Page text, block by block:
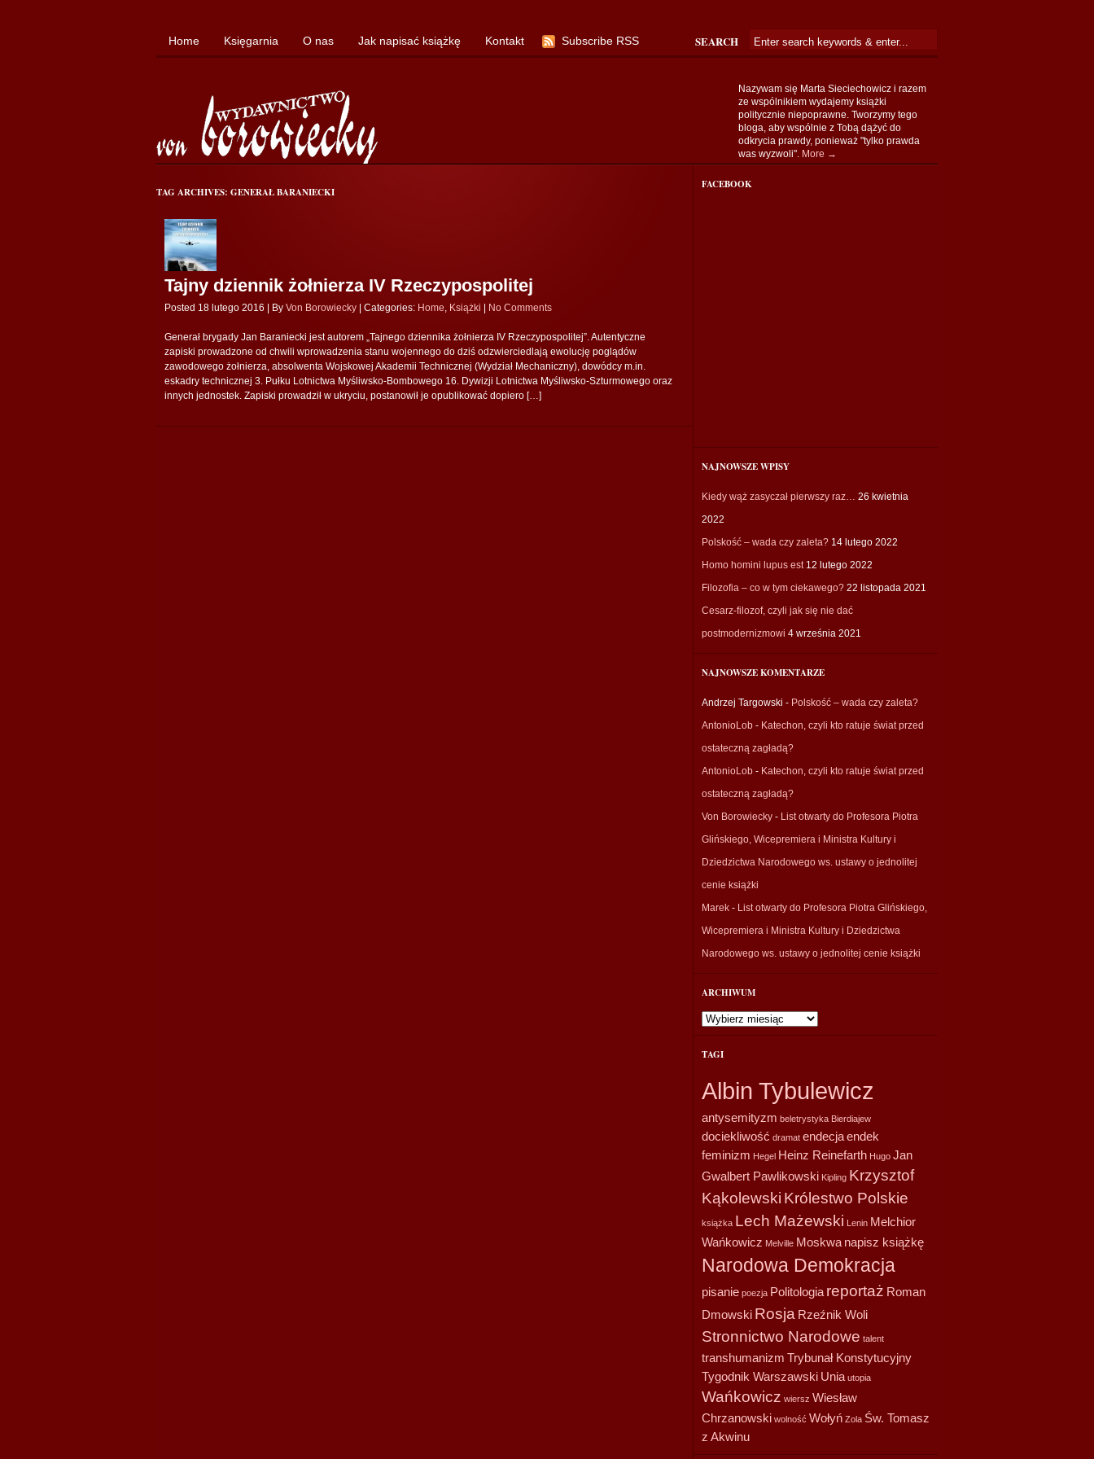
Home Księgarnia O nas Jak napisać książkę Kontakt Subscribe RSS SEARCH
Nazywam się Marta Sieciechowicz i razem
ze wspólnikiem wydajemy książki
politycznie niepoprawne. Tworzymy tego
bloga, aby wspólnie z Tobą dążyć do
odkrycia prawdy, ponieważ "tylko prawda
was wyzwoli". More →
TAG ARCHIVES: GENERAŁ BARANIECKI
Tajny dziennik żołnierza IV Rzeczypospolitej
Posted 18 lutego 2016 | By Von Borowiecky Categories: Home, Książki No Comments
Generał brygady Jan Baraniecki jest autorem „Tajnego dziennika żołnierza IV Rzeczypospolitej”. Autentyczne
zapiski prowadzone od chwili wprowadzenia stanu wojennego do dziś odzwierciedlają ewolucję poglądów
zawodowego żołnierza, absolwenta Wojskowej Akademii Technicznej (Wydział Mechaniczny), dowódcy m.in.
eskadry technicznej 3. Pułku Lotnictwa Myśliwsko-Bombowego 16. Dywizji Lotnictwa Myśliwsko-Szturmowego oraz
innych jednostek. Zapiski prowadził w ukryciu, postanowił je opublikować dopiero […]
FACEBOOK
NAJNOWSZE WPISY
Kiedy wąż zasyczał pierwszy raz… 26 kwietnia
2022
Polskość – wada czy zaleta? 14 lutego 2022
Homo homini lupus est 12 lutego 2022
Filozofia – co w tym ciekawego? 22 listopada 2021
Cesarz-filozof, czyli jak się nie dać
postmodernizmowi 4 września 2021
NAJNOWSZE KOMENTARZE
Andrzej Targowski - Polskość – wada czy zaleta?
AntonioLob - Katechon, czyli kto ratuje świat przed
ostateczną zagładą?
AntonioLob - Katechon, czyli kto ratuje świat przed
ostateczną zagładą?
Von Borowiecky - List otwarty do Profesora Piotra
Glińskiego, Wicepremiera i Ministra Kultury i
Dziedzictwa Narodowego ws. ustawy o jednolitej
cenie książki
Marek - List otwarty do Profesora Piotra Glińskiego,
Wicepremiera i Ministra Kultury i Dziedzictwa
Narodowego ws. ustawy o jednolitej cenie książki
ARCHIWUM
Archiwum
TAGI
Albin Tybulewicz
antysemityzm beletrystyka Bierdiajew
dociekliwość dramat endecjaendek
feminizm Hegel Heinz Reinefarth Hugo Jan
Gwalbert Pawlikowski Kipling Krzysztof
Kąkolewski Królestwo Polskie
książka Lech Mażewski Lenin Melchior
Wańkowicz Melville Moskwa napisz książkę
Narodowa Demokracja
pisanie poezja Politologia reportaż Roman
Dmowski Rosja Rzeźnik Woli
Stronnictwo Narodowe talent
transhumanizm Trybunał Konstytucyjny
Tygodnik Warszawski Unia utopia
Wańkowicz wiersz Wiesław
Chrzanowski wolność Wołyń Zola Św. Tomasz
z Akwinu